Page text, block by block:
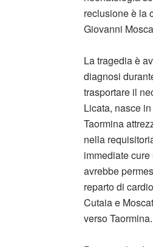
reclusione è la
Giovanni
La tragedia è
diagnosi
trasportare il
Licata, nasce
Taormina
nella
immediate
avrebbe
reparto di
Cutaia e
verso Taormina.